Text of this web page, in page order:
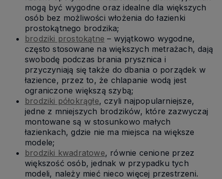
mogą być wygodne oraz idealne dla większych
osób bez możliwości włożenia do łazienki
prostokątnego brodzika;
brodziki prostokątne – wyjątkowo wygodne,
często stosowane na większych metrażach, dają
swobodę podczas brania prysznica i
przyczyniają się także do dbania o porządek w
łazience, przez to, że chlapanie wodą jest
ograniczone większą szybą;
brodziki półokrągłe, czyli najpopularniejsze,
jedne z mniejszych brodzików, które zazwyczaj
montowane są w stosunkowo małych
łazienkach, gdzie nie ma miejsca na większe
modele;
brodziki kwadratowe, równie cenione przez
większość osób, jednak w przypadku tych
modeli, należy mieć nieco więcej przestrzeni.